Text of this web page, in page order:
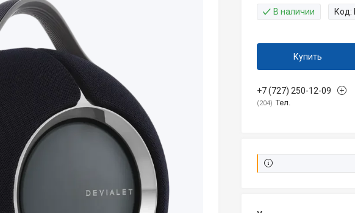
В наличии Код:
Купить
+7 (727) 250-12-09
204 Тел.